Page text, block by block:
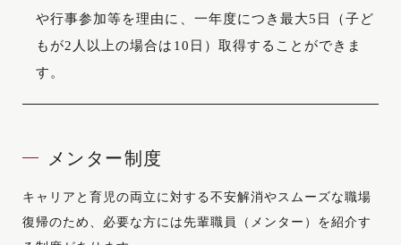
や行事参加等を理由に、一年度につき最大5日（子ど
もが2人以上の場合は10日）取得することができま
す。
メンター制度
キャリアと育児の両立に対する不安解消やスムーズな職場
復帰のため、必要な方には先輩職員（メンター）を紹介す